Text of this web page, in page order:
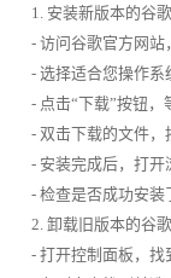
1. 安装新版本的谷
- 访问谷歌官方网站
- 选择适合您操作系
- 点击“下载”按钮，
- 双击下载的文件，
- 安装完成后，打开
- 检查是否成功安装
2. 卸载旧版本的谷
- 打开控制面板，找